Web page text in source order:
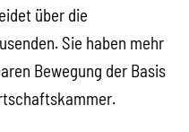
über die
Sie haben mehr
Bewegung der Basis